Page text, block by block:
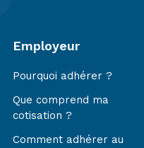
Employeur
Pourquoi adhérer ?
Que comprend ma
cotisation ?
Comment adhérer au